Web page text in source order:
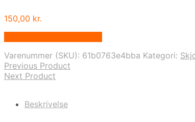
150,00 kr.
Varenummer (SKU): 61b0763e4bba Kategori:
Previous Product
Next Product
Beskrivelse